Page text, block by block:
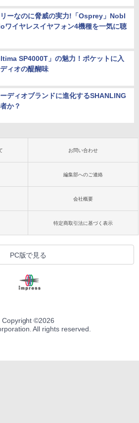
ーなのに脅威の実力!「Osprey」Nobl
ワイヤレスイヤフォン4機種を一気に聴
SP4000T」の魅力！ポケットに入
ィオの醍醐味
ディオブランドに進化するSHANLING
か？
お問い合わせ
編集部へのご連絡
会社概要
特定商取引法に基づく表示
PC版で見る
Copyright ©2026
All rights reserved.